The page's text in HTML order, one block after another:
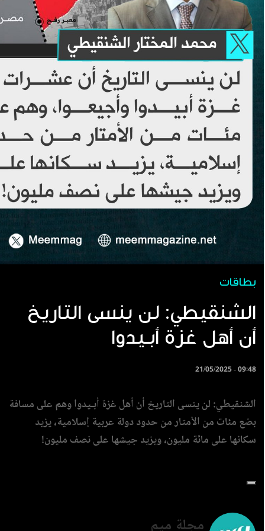
بطاقات
الشنقيطي: لن ينسى التاريخ
أن أهل غزة أبـيدوا
21/05/2025 - 09:48
الشنقيطي: لن ينسى التاريخ أن أهل غزة أبـيدوا وهم على مسافة
بضع مئات من الأمتار من حدود دولة عربية إسلامية، يزيد
سكانها على مائة مليون، ويزيد جيشها على نصف مليون!